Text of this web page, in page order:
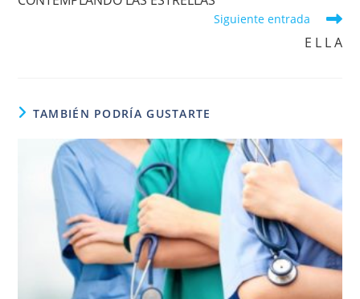
artículos
Siguiente entrada
E L L A
TAMBIÉN PODRÍA GUSTARTE